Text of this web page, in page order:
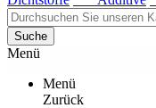
Suche
Menü
Menü
Zurück